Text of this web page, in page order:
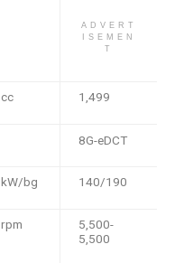
ADVERT
ISEMEN
T
cc 1,499
8G-eDCT
kW/bg 140/190
rpm
5,500-
5,500